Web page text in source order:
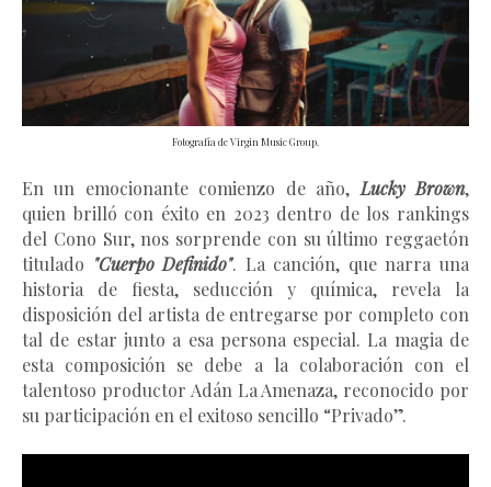
Fotografía de Virgin Music Group.
En un emocionante comienzo de año, Lucky Brown,
quien brilló con éxito en 2023 dentro de los rankings
del Cono Sur, nos sorprende con su último reggaetón
titulado "Cuerpo Definido". La canción, que narra una
historia de fiesta, seducción y química, revela la
disposición del artista de entregarse por completo con
tal de estar junto a esa persona especial. La magia de
esta composición se debe a la colaboración con el
talentoso productor Adán La Amenaza, reconocido por
su participación en el exitoso sencillo “Privado”.